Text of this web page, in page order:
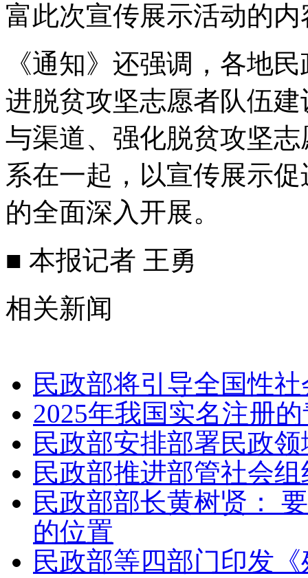
富此次宣传展示活动的内
《通知》还强调，各地
进脱贫攻坚志愿者队伍
与渠道、强化脱贫攻坚
系在一起，以宣传展示
的全面深入开展。
■ 本报记者 王勇
相关新闻
民政部将引导全国性
2025年我国实名注册
民政部安排部署民政
民政部推进部管社会
民政部部长黄树贤：
的位置
民政部等四部门印发